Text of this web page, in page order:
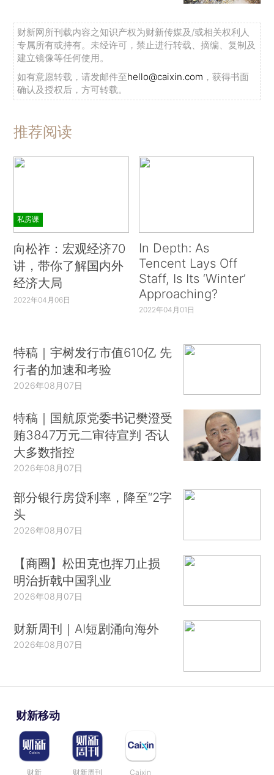
财新网所刊载内容之知识产权为财新传媒及/或相关权利人
专属所有或持有。未经许可，禁止进行转载、摘编、复制及
建立镜像等任何使用。
如有意愿转载，请发邮件至hello@caixin.com ，获得书面
确认及授权后，方可转载。
推荐阅读
私房课
向松祚：宏观经济70
讲，带你了解国内外
经济大局
2022年04月06日
In Depth: As
Tencent Lays Off
Staff, Is Its ‘Winter’
Approaching?
2022年04月01日
特稿｜宇树发行市值610亿 先
行者的加速和考验
2026年08月07日
特稿｜国航原党委书记樊澄受
贿3847万元二审待宣判 否认
大多数指控
2026年08月07日
部分银行房贷利率，降至“2字
头
2026年08月07日
【商圈】松田克也挥刀止损
明治折戟中国乳业
2026年08月07日
财新周刊｜AI短剧涌向海外
2026年08月07日
财新移动
财新 财新周刊 Caixin